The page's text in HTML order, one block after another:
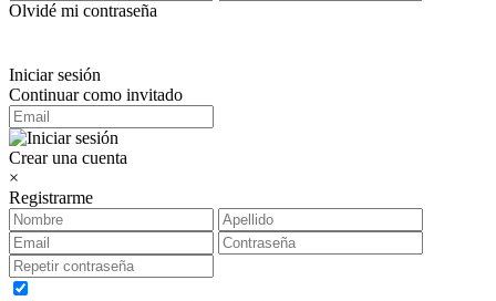
Olvidé mi contraseña
Iniciar sesión
Continuar como invitado
Crear una cuenta
×
Registrarme